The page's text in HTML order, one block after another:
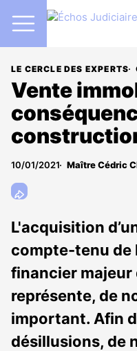
LE CERCLE DES EXPERTS
Vente
10/01/2021 Maître Cédric
L'acquisition
compte-tenu de
financier majeur
représente, de
important. Afin
désillusions, de